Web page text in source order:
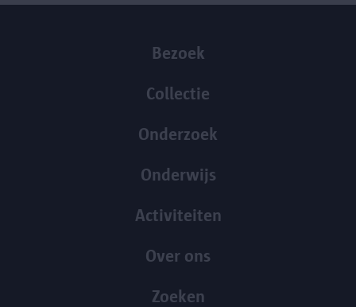
Bezoek
Collectie
Onderzoek
Onderwijs
Activiteiten
Over ons
Zoeken